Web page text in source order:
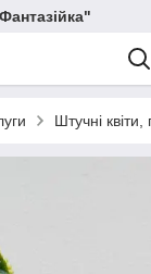
Штучні квіти,